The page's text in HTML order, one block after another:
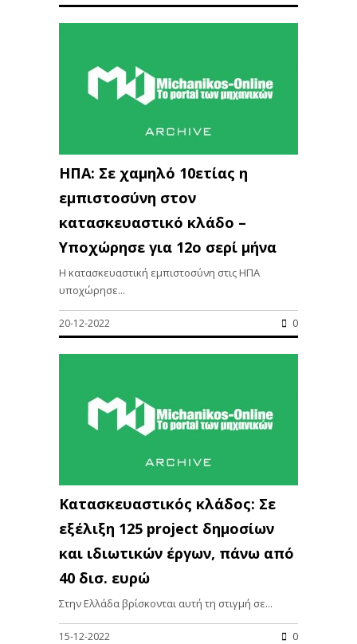
ΗΠΑ: Σε χαμηλό 10ετίας η
εμπιστοσύνη στον
κατασκευαστικό κλάδο –
Υποχώρησε για 12ο σερί μήνα
H κατασκευαστική εμπιστοσύνη στις ΗΠΑ
υποχώρησε...
20-12-2022 0
Kατασκευαστικός κλάδος: Σε
εξέλιξη 125 project δημοσίων
και ιδιωτικών έργων, πάνω από
40 δισ. ευρώ
Στην Ελλάδα βρίσκονται αυτή τη στιγμή σε...
15-12-2022 0